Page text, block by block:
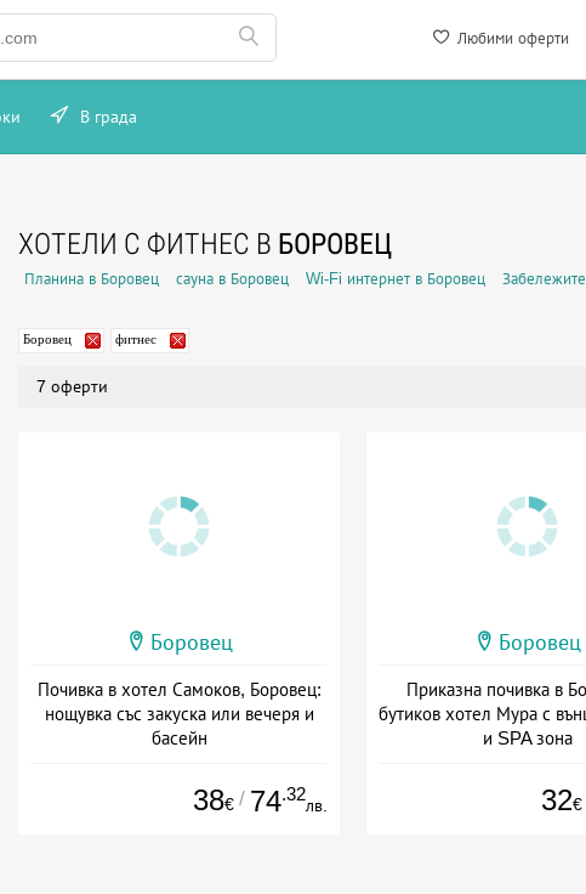
Любими оферти
В града
ХОТЕЛИ С ФИТНЕС В БОРОВЕЦ
Планина в Боровец сауна в Боровец Wi-Fi интернет в Боровец
Боровец фитнес
7 оферти
Боровец
Почивка в хотел Самоков, Боровец:
нощувка със закуска или вечеря и
басейн
38€ / 74.32
лв.
Боровец
Приказна почивка в
бутиков хотел Мура с
и SPA зона
32€